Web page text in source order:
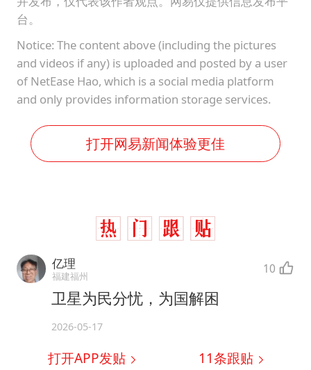
台。
Notice: The content above (including the pictures
and videos if any) is uploaded and posted by a user
of NetEase Hao, which is a social media platform
and only provides information storage services.
打开网易新闻体验更佳
亿理
福建福州 10
卫星为民分忧，为国解困
2026-05-17
打开APP发贴 11条跟贴